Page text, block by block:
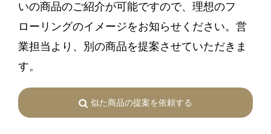
いの商品のご紹介が可能ですので、理想のフ
ローリングのイメージをお知らせください。営
業担当より、別の商品を提案させていただきま
す。
似た商品の提案を依頼する